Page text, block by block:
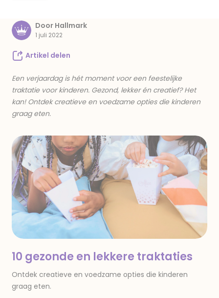
Door Hallmark
1 juli 2022
Artikel delen
Een verjaardag is hét moment voor een feestelijke
traktatie voor kinderen. Gezond, lekker én creatief? Het
kan! Ontdek creatieve en voedzame opties die kinderen
graag eten.
10 gezonde en lekkere traktaties
Ontdek creatieve en voedzame opties die kinderen
graag eten.